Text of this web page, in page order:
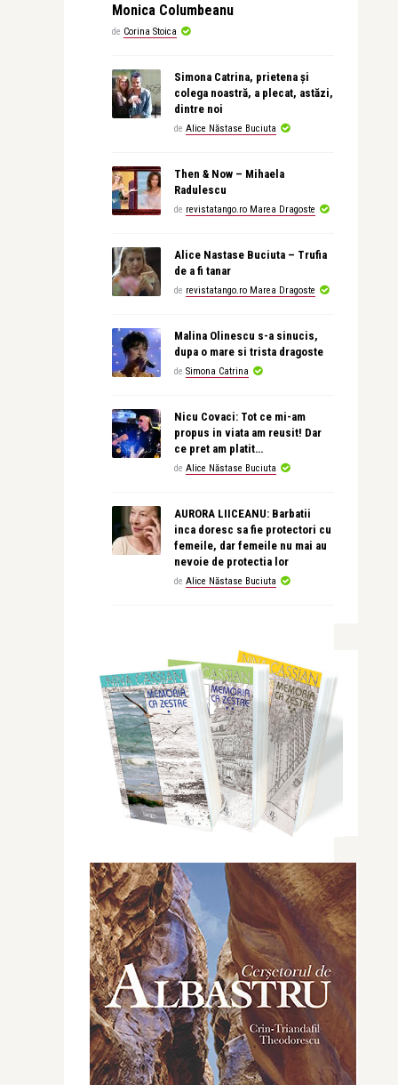
Monica Columbeanu
de Corina Stoica
Simona Catrina, prietena și
colega noastră, a plecat, astăzi,
dintre noi
de Alice Năstase Buciuta
Then & Now – Mihaela
Radulescu
de revistatango.ro Marea Dragoste
Alice Nastase Buciuta – Trufia
de a fi tanar
de revistatango.ro Marea Dragoste
Malina Olinescu s-a sinucis,
dupa o mare si trista dragoste
de Simona Catrina
Nicu Covaci: Tot ce mi-am
propus in viata am reusit! Dar
ce pret am platit…
de Alice Năstase Buciuta
AURORA LIICEANU: Barbatii
inca doresc sa fie protectori cu
femeile, dar femeile nu mai au
nevoie de protectia lor
de Alice Năstase Buciuta